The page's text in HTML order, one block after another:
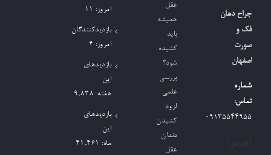
جراح دهان
فک و
صورت
اصفهان
شماره
تماس:
09135544955
عقل
همیشه
باید
کشیده
شود؟
بررسی
علمی
لزوم
کشیدن
دندان
عقل
امروز: 11
بازدیدکنندگان
امروز: 4
بازدیدهای
این
هفته: 9,838
بازدیدهای
این
ماه: 41,461